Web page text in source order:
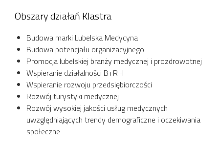
Obszary działań Klastra
Budowa marki Lubelska Medycyna
Budowa potencjału organizacyjnego
Promocja lubelskiej branży medycznej i prozdrowotnej
Wspieranie działalności B+R+I
Wspieranie rozwoju przedsiębiorczości
Rozwój turystyki medycznej
Rozwój wysokiej jakości usług medycznych
uwzględniających trendy demograficzne i oczekiwania
społeczne